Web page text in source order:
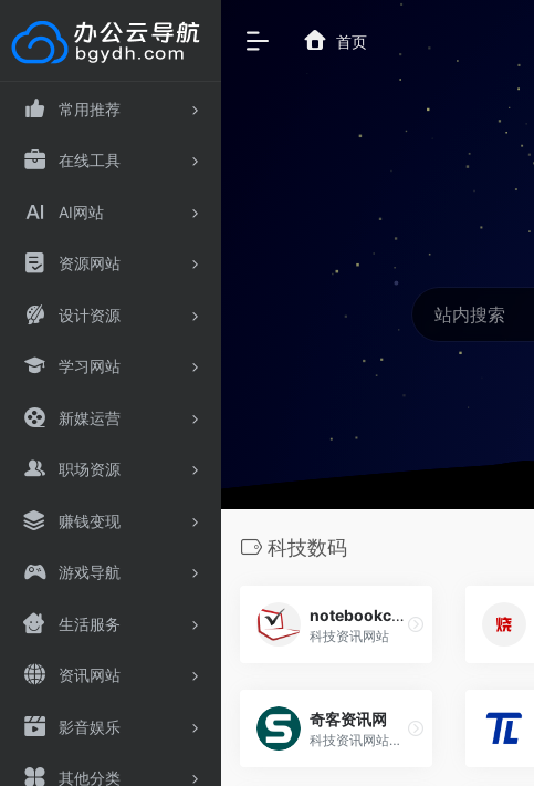
常用推荐
在线工具
AI网站
资源网站
设计资源
学习网站
新媒运营
职场资源
赚钱变现
游戏导航
生活服务
资讯网站
影音娱乐
其他分类
首页
科技数码
notebookcheck
科技资讯网站
奇客资讯网
科技资讯网站，主要面对开源自由软件和关心科技资讯读者群